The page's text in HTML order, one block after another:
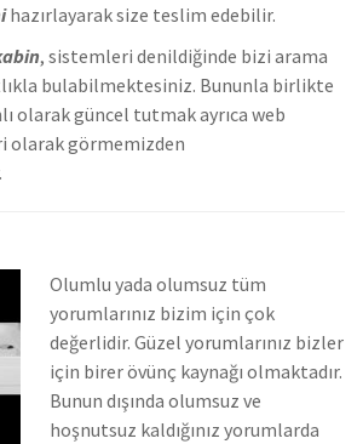
hazırlayarak size teslim edebilir.
, sistemleri denildiğinde bizi arama
bulabilmektesiniz. Bununla birlikte
olarak güncel tutmak ayrıca web
olarak görmemizden
Olumlu yada olumsuz tüm
yorumlarınız bizim için çok
değerlidir. Güzel yorumlarınız bizler
için birer övünç kaynağı olmaktadır.
Bunun dışında olumsuz ve
hoşnutsuz kaldığınız yorumlarda